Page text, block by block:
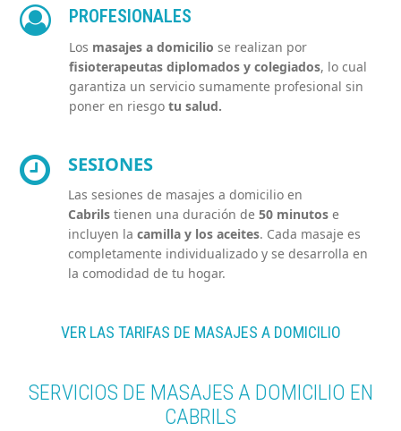
PROFESIONALES
Los masajes a domicilio se realizan por
fisioterapeutasdiplomados y colegiados, lo cual
garantiza un servicio sumamente profesional sin
poner en riesgotu salud.
SESIONES
Las sesiones de masajes a domicilio en
Cabrilstienen una duración de50 minutos e
incluyen lacamilla y los aceites. Cada masaje es
completamente individualizado y se desarrolla en
la comodidad de tu hogar.
VER LAS TARIFAS DE MASAJES A DOMICILIO
SERVICIOS DE MASAJES A DOMICILIO EN
CABRILS